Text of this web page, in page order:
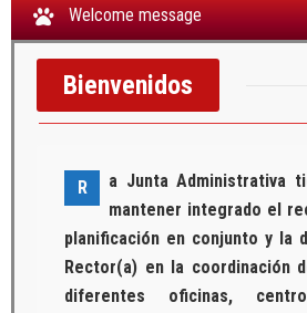
Welcome message
Bienvenidos
R
a Junta Administrativa
mantener integrado el
planificación en conjunto y la
Rector(a) en la coordinación
diferentes oficinas,